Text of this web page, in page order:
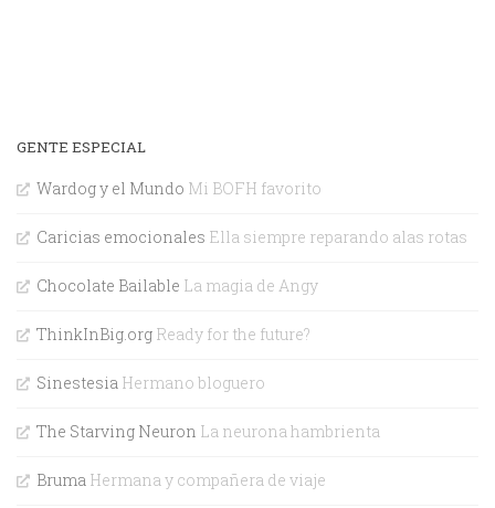
GENTE ESPECIAL
Wardog y el Mundo Mi BOFH favorito
Caricias emocionales Ella siempre reparando alas rotas
Chocolate Bailable La magia de Angy
ThinkInBig.org Ready for the future?
Sinestesia Hermano bloguero
The Starving Neuron La neurona hambrienta
Bruma Hermana y compañera de viaje